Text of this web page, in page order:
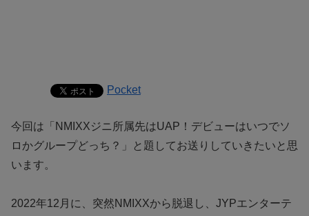
Pocket
今回は「NMIXXジニ所属先はUAP！デビューはいつでソ
ロかグループどっち？」と題してお送りしていきたいと思
います。
2022年12月に、突然NMIXXから脱退し、JYPエンターテ